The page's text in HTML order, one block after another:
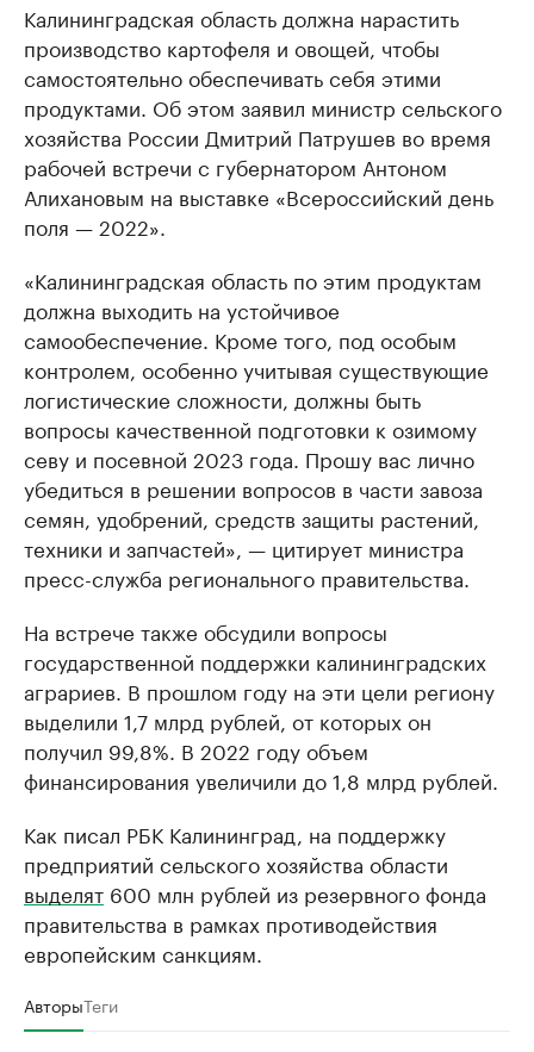
Калининградская область должна нарастить
производство картофеля и овощей, чтобы
самостоятельно обеспечивать себя этими
продуктами. Об этом заявил министр сельского
хозяйства России Дмитрий Патрушев во время
рабочей встречи с губернатором Антоном
Алихановым на выставке «Всероссийский день
поля — 2022».
«Калининградская область по этим продуктам
должна выходить на устойчивое
самообеспечение. Кроме того, под особым
контролем, особенно учитывая существующие
логистические сложности, должны быть
вопросы качественной подготовки к озимому
севу и посевной 2023 года. Прошу вас лично
убедиться в решении вопросов в части завоза
семян, удобрений, средств защиты растений,
техники и запчастей», — цитирует министра
пресс-служба регионального правительства.
На встрече также обсудили вопросы
государственной поддержки калининградских
аграриев. В прошлом году на эти цели региону
выделили 1,7 млрд рублей, от которых он
получил 99,8%. В 2022 году объем
финансирования увеличили до 1,8 млрд рублей.
Как писал РБК Калининград, на поддержку
предприятий сельского хозяйства области
выделят 600 млн рублей из резервного фонда
правительства в рамках противодействия
европейским санкциям.
АвторыТеги